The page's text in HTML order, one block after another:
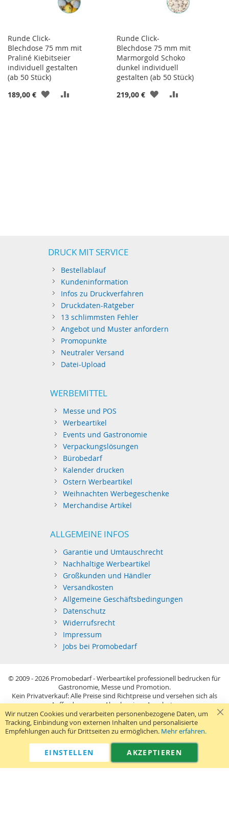
Runde Click-
Blechdose 75 mm mit
Praliné Kiebitseier
individuell gestalten
(ab 50 Stück)
189,00 €
ZUR
Runde Click-
Blechdose 75 mm mit
Marmorgold Schoko
dunkel individuell
gestalten (ab 50 Stück)
219,00 €
ZUR
DRUCK MIT SERVICE
Bestellablauf
Kundeninformation
Infos zu Druckverfahren
Druckdaten-Ratgeber
13 schlimmsten Fehler
Angebot und Muster anfordern
Promopunkte
Neutraler Versand
Datei-Upload
WERBEMITTEL
Messe und POS
Werbeartikel
Events und Gastronomie
Verpackungslösungen
Bürobedarf
Kalender drucken
Ostern Werbeartikel
Weihnachten Werbegeschenke
Merchandise Artikel
ALLGEMEINE INFOS
Garantie und Umtauschrecht
Nachhaltige Werbeartikel
Großkunden und Händler
Versandkosten
Allgemeine Geschäftsbedingungen
Datenschutz
Widerrufsrecht
Impressum
Jobs bei Promobedarf
© 2009 - 2026 Promobedarf - Werbeartikel professionell bedrucken für
Gastronomie, Messe und Promotion.
Kein Privatverkauf: Alle Preise sind Richtpreise und versehen sich als
Aufforderung zur Abgabe eines Angebots.
Sie richten sich nur an gewerblichen Bedarf (§14 BGB) im Sinne der
Preisangabenverordnung und verstehen sich netto zzgl. MwSt. USB-
Sticks: Tagespreise ggf. zzgl. Druckkosten und GEMA.
Telefon:040 38 63 12 40 Kontaktformular
Wir nutzen Cookies und verarbeiten personenbezogene Daten, um
Tracking, Einbindung von externen Inhalten und personalisierte
Empfehlungen auch für Drittseiten zu ermöglichen. Mehr erfahren.
AKZEPTIEREN
EINSTELLEN